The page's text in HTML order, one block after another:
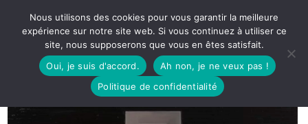
Nous utilisons des cookies pour vous garantir la meilleure
expérience sur notre site web. Si vous continuez à utiliser ce
site, nous supposerons que vous en êtes satisfait.
Oui, je suis d'accord.
Ah non, je ne veux pas !
Politique de confidentialité